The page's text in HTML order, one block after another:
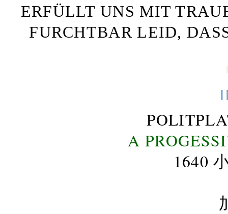
ERFÜLLT UNS MIT
FURCHTBAR LEID,
A
1640